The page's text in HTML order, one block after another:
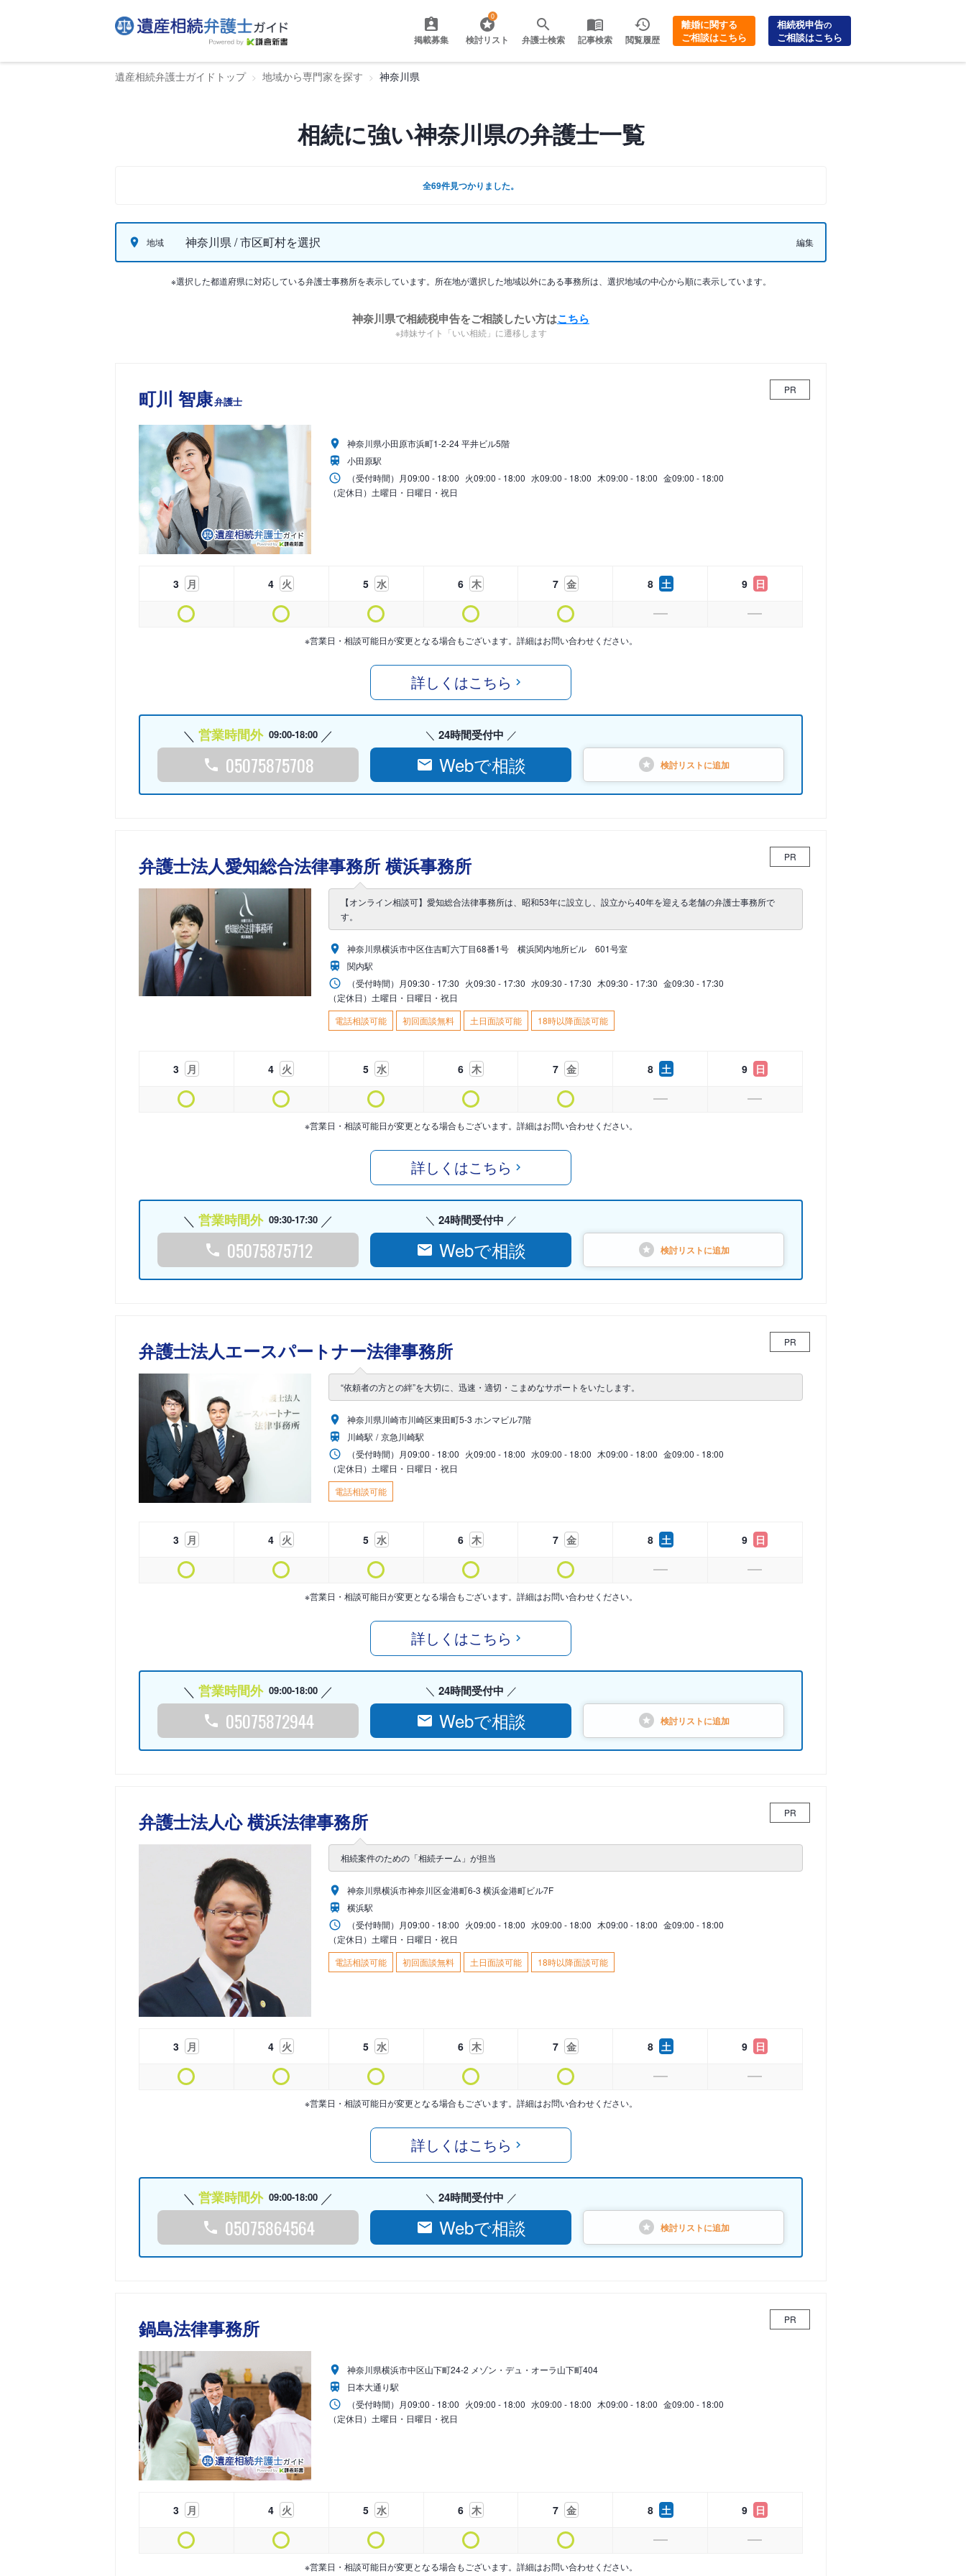
掲載募集
0
検討リスト 弁護士検索 記事検索 閲覧履歴
離婚に関する
ご相談はこちら
相続税申告の
ご相談はこちら
遺産相続弁護士ガイドトップ 地域から専門家を探す 神奈川県
相続に強い神奈川県の弁護士一覧
全69件見つかりました。
地域 神奈川県 / 市区町村を選択 編集
※選択した都道府県に対応している弁護士事務所を表示しています。所在地が選択した地域以外にある事務所は、選択地域の中心から順に表示しています。
神奈川県で相続税申告をご相談したい方はこちら
※姉妹サイト「いい相続」に遷移します
町川 智康弁護士
PR
神奈川県小田原市浜町1-2-24 平井ビル5階
小田原駅
（受付時間） 月09:00 - 18:00 火09:00 - 18:00 水09:00 - 18:00 木09:00 - 18:00 金09:00 - 18:00
（定休日）土曜日・日曜日・祝日
3 月 4 火 5 水 6 木 7 金 8 土 9 日
※営業日・相談可能日が変更となる場合もございます。詳細はお問い合わせください。
詳しくはこちら
営業時間外 09:00-18:00
05075875708
24時間受付中
Webで相談 検討リストに追加
弁護士法人愛知総合法律事務所 横浜事務所 PR
【オンライン相談可】愛知総合法律事務所は、昭和53年に設立し、設立から40年を迎える老舗の弁護士事務所で
す。
神奈川県横浜市中区住吉町六丁目68番1号 横浜関内地所ビル 601号室
関内駅
（受付時間） 月09:30 - 17:30 火09:30 - 17:30 水09:30 - 17:30 木09:30 - 17:30 金09:30 - 17:30
（定休日）土曜日・日曜日・祝日
電話相談可能
初回面談無料 土日面談可能 18時以降面談可能
3 月 4 火 5 水 6 木 7 金 8 土 9 日
※営業日・相談可能日が変更となる場合もございます。詳細はお問い合わせください。
詳しくはこちら
営業時間外 09:30-17:30
05075875712
24時間受付中
Webで相談 検討リストに追加
弁護士法人エースパートナー法律事務所 PR
“依頼者の方との絆”を大切に、迅速・適切・こまめなサポートをいたします。
神奈川県川崎市川崎区東田町5-3 ホンマビル7階
川崎駅
京急川崎駅
（受付時間） 月09:00 - 18:00 火09:00 - 18:00 水09:00 - 18:00 木09:00 - 18:00 金09:00 - 18:00
（定休日）土曜日・日曜日・祝日
電話相談可能
3 月 4 火 5 水 6 木 7 金 8 土 9 日
※営業日・相談可能日が変更となる場合もございます。詳細はお問い合わせください。
詳しくはこちら
営業時間外 09:00-18:00
05075872944
24時間受付中
Webで相談 検討リストに追加
弁護士法人心 横浜法律事務所 PR
相続案件のための「相続チーム」が担当
神奈川県横浜市神奈川区金港町6-3 横浜金港町ビル7F
横浜駅
（受付時間） 月09:00 - 18:00 火09:00 - 18:00 水09:00 - 18:00 木09:00 - 18:00 金09:00 - 18:00
（定休日）土曜日・日曜日・祝日
電話相談可能
初回面談無料 土日面談可能 18時以降面談可能
3 月 4 火 5 水 6 木 7 金 8 土 9 日
※営業日・相談可能日が変更となる場合もございます。詳細はお問い合わせください。
詳しくはこちら
営業時間外 09:00-18:00
05075864564
24時間受付中
Webで相談 検討リストに追加
鍋島法律事務所 PR
神奈川県横浜市中区山下町24-2 メゾン・デュ・オーラ山下町404
日本大通り駅
（受付時間） 月09:00 - 18:00 火09:00 - 18:00 水09:00 - 18:00 木09:00 - 18:00 金09:00 - 18:00
（定休日）土曜日・日曜日・祝日
3 月 4 火 5 水 6 木 7 金 8 土 9 日
※営業日・相談可能日が変更となる場合もございます。詳細はお問い合わせください。